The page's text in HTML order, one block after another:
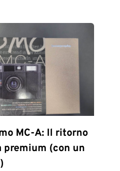
MC-A: Il ritorno
(con un